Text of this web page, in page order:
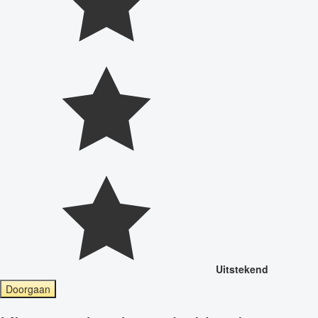
Uitstekend
Doorgaan